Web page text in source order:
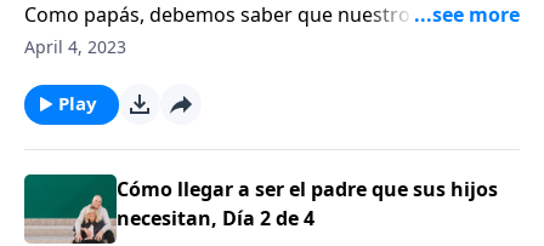
Como papás, debemos saber que nuestro carácter,
que se revela en lo que decimos y lo que hacemos, es
nuestros hijos. Hoy hablaremos sobre ese tema con
Jim Daly.
April 4, 2023
Play
Cómo llegar a ser el padre que sus hijos
necesitan, Día 2 de 4